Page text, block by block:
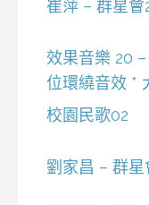
崔萍 – 群星會
效果音樂 20
位環繞音效 *
校園民歌02
劉家昌 – 群星